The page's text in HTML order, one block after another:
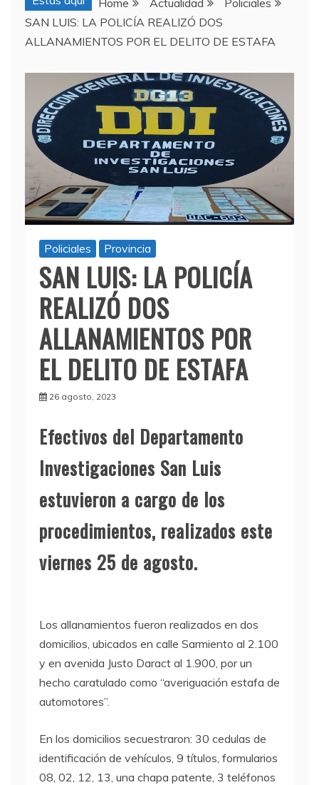
Home Actualidad
Policiales
SAN LUIS: LA POLICÍA REALIZÓ DOS
ALLANAMIENTOS POR EL DELITO DE ESTAFA
Policiales Provincia
SAN LUIS: LA POLICÍA
REALIZÓ DOS
ALLANAMIENTOS POR
EL DELITO DE ESTAFA
26 agosto, 2023
Efectivos del Departamento
Investigaciones San Luis
estuvieron a cargo de los
procedimientos, realizados este
viernes 25 de agosto.
Los allanamientos fueron realizados en dos
domicilios, ubicados en calle Sarmiento al 2.100
y en avenida Justo Daract al 1.900, por un
hecho caratulado como “averiguación estafa de
automotores”.
En los domicilios secuestraron: 30 cedulas de
identificación de vehículos, 9 títulos, formularios
08, 02, 12, 13, una chapa patente, 3 teléfonos